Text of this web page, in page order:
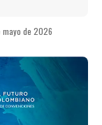
mayo de 2026